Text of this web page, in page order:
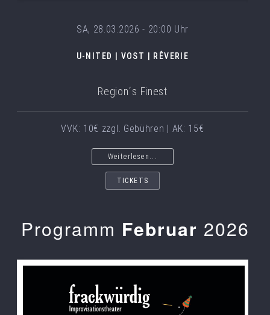
SA, 28.03.2026 - 20:00 Uhr
U-NITED | VOST | RÊVERIE
Region´s Finest
VVK: 10€ zzgl. Gebühren | AK: 15€
Weiterlesen...
TICKETS
Programm Februar 2026